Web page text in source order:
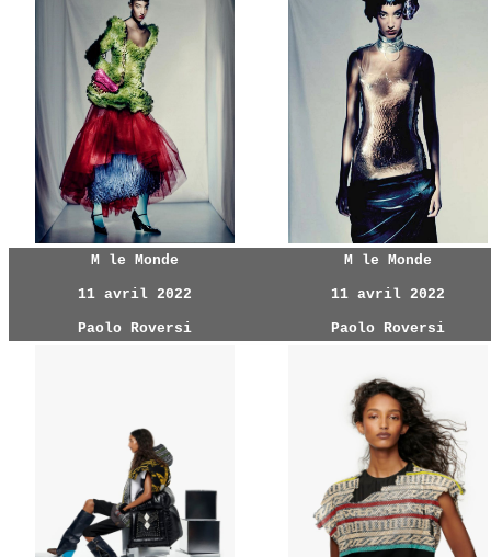
M le Monde
11 avril 2022
Paolo Roversi
M le Monde
11 avril 2022
Paolo Roversi